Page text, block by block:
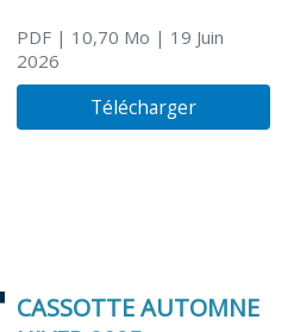
PDF| 10,70 Mo | 19 Juin
2026
Télécharger
CASSOTTE AUTOMNE